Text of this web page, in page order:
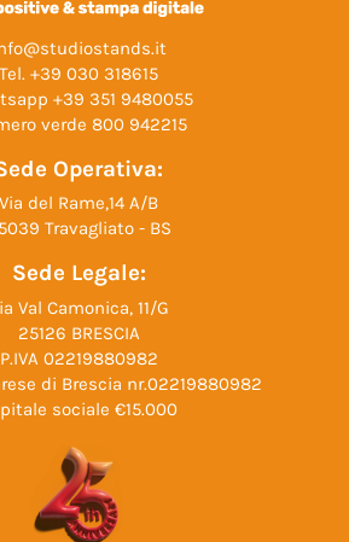
Tel. +39 030 318615
+39 351 9480055
verde 800 942215
Operativa:
Via del Rame,14 A/B
Travagliato - BS
Sede Legale:
Val Camonica, 11/G
25126 BRESCIA
P.IVA 02219880982
di Brescia nr.02219880982
sociale €15.000